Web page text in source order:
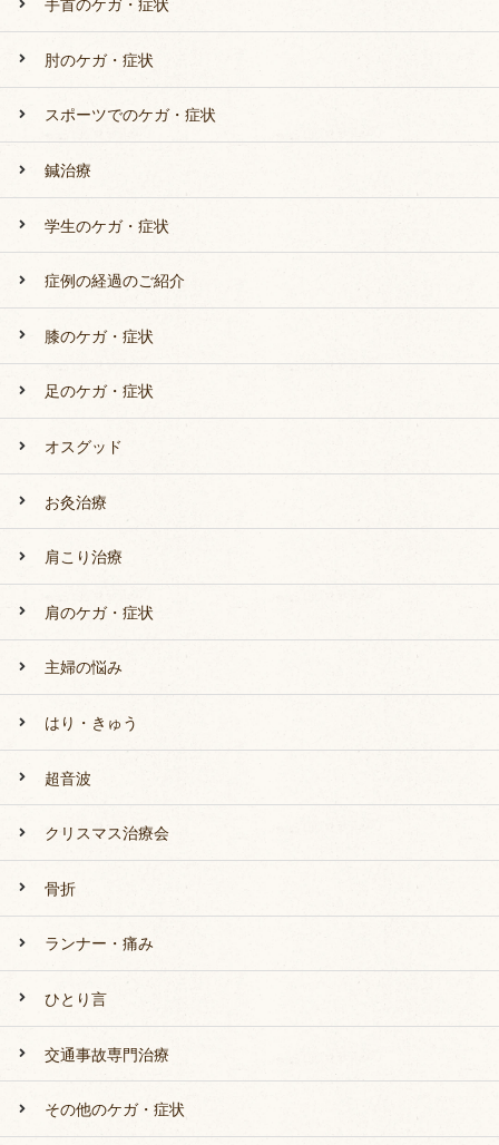
手首のケガ・症状
肘のケガ・症状
スポーツでのケガ・症状
鍼治療
学生のケガ・症状
症例の経過のご紹介
膝のケガ・症状
足のケガ・症状
オスグッド
お灸治療
肩こり治療
肩のケガ・症状
主婦の悩み
はり・きゅう
超音波
クリスマス治療会
骨折
ランナー・痛み
ひとり言
交通事故専門治療
その他のケガ・症状